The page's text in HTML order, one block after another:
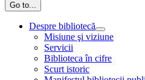
Go to...
Despre bibliotecă
Misiune şi viziune
Servicii
Biblioteca în cifre
Scurt istoric